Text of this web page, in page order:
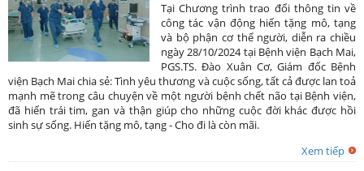
Tại Chương trình trao đổi thông tin về
công tác vận động hiến tặng mô, tạng
và bộ phận cơ thể người, diễn ra chiều
ngày 28/10/2024 tại Bệnh viện Bạch Mai,
PGS.TS. Đào Xuân Cơ, Giám đốc Bệnh
viện Bạch Mai chia sẻ: Tình yêu thương và cuộc sống, tất cả được lan toả
mạnh mẽ trong câu chuyện về một người bệnh chết não tại Bệnh viện,
đã hiến trái tim, gan và thận giúp cho những cuộc đời khác được hồi
sinh sự sống. Hiến tặng mô, tạng - Cho đi là còn mãi.
Xem tiếp